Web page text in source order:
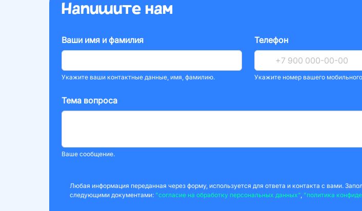
Напишите нам
Ваши имя и фамилия
Укажите ваши контактные данные, имя, фамилию.
Телефон
Укажите номер вашего
Тема вопроса
Ваше сообщение.
Любая информация переданная через форму, используется для ответа и контакта с вами.
следующими документами: "согласие на обработку персональных данных", "политика